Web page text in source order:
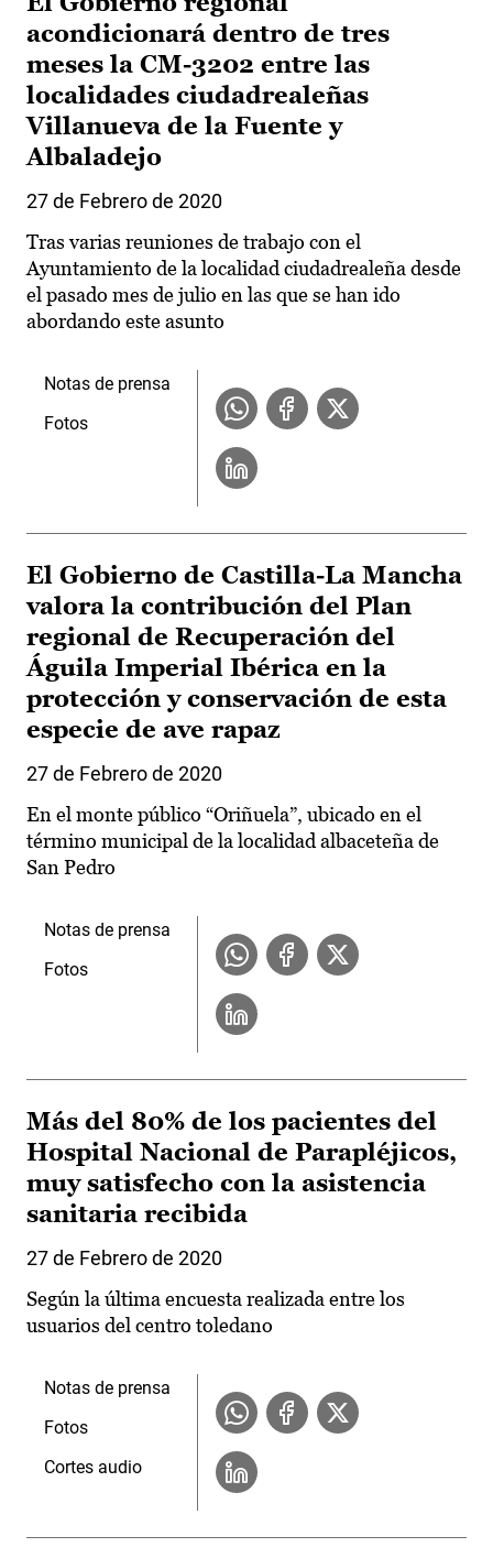
acondicionará dentro de tres
meses la CM-3202 entre las
localidades ciudadrealeñas
Villanueva de la Fuente y
Albaladejo
27 de Febrero de 2020
Tras varias reuniones de trabajo con el
Ayuntamiento de la localidad ciudadrealeña desde
el pasado mes de julio en las que se han ido
abordando este asunto
Notas de prensa
Fotos
El Gobierno de Castilla-La Mancha
valora la contribución del Plan
regional de Recuperación del
Águila Imperial Ibérica en la
protección y conservación de esta
especie de ave rapaz
27 de Febrero de 2020
En el monte público “Oriñuela”, ubicado en el
término municipal de la localidad albaceteña de
San Pedro
Notas de prensa
Fotos
Más del 80% de los pacientes del
Hospital Nacional de Parapléjicos,
muy satisfecho con la asistencia
sanitaria recibida
27 de Febrero de 2020
Según la última encuesta realizada entre los
usuarios del centro toledano
Notas de prensa
Fotos
Cortes audio